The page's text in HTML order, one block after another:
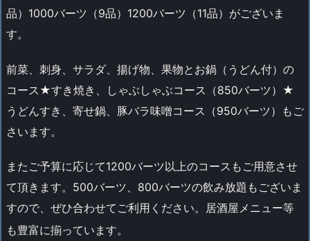
品）1000バーツ（9品）1200バーツ（11品）がございま
す。
前菜、刺身、サラダ、揚げ物、果物とお鍋（うどん付）の
コース★すき焼き、しゃぶしゃぶコース（850バーツ）★
うどんすき、寄せ鍋、豚バラ味噌コース（950バーツ）もご
さいます。
またご予算に応じて1200バーツ以上のコースもご用意させ
て頂きます。500バーツ、800バーツの飲み放題もございま
すので、ぜひ合わせてご利用ください。居酒屋メニュー等
も豊富に揃っています。